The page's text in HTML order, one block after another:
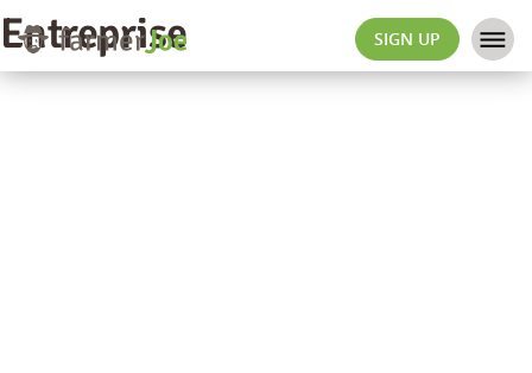
SIGN UP
Entreprise